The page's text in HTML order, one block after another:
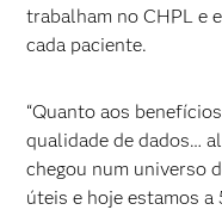
trabalham no CHPL e
cada paciente.
“Quanto aos
qualidade de dados…
chegou num universo
úteis e hoje estamos a